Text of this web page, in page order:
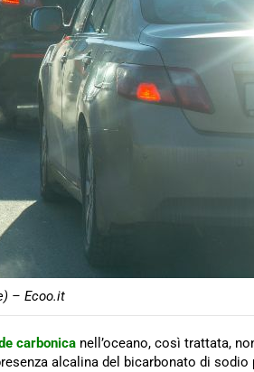
– Ecoo.it
carbonica nell’oceano, così trattata,
alcalina del bicarbonato di sodio